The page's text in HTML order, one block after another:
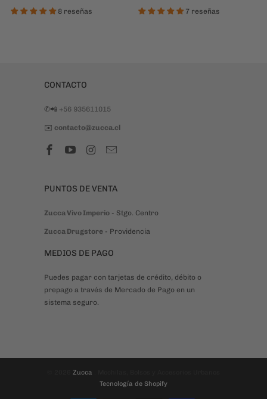
8 reseñas 7 reseñas
CONTACTO
✆📲 +56 935611015
✉️ contacto@zucca.cl
PUNTOS DE VENTA
Zucca Vivo Imperio - Stgo. Centro
Zucca Drugstore - Providencia
MEDIOS DE PAGO
Puedes pagar con tarjetas de crédito, débito o
prepago a través de Mercado de Pago en un
sistema seguro.
Zucca
Tecnología de Shopify